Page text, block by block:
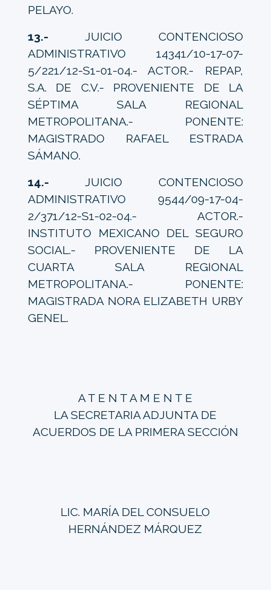
PELAYO.
13.- JUICIO CONTENCIOSO
ADMINISTRATIVO 14341/10-17-07-
5/221/12-S1-01-04.- ACTOR.- REPAP,
S.A. DE C.V.- PROVENIENTE DE LA
SÉPTIMA SALA REGIONAL
METROPOLITANA.- PONENTE:
MAGISTRADO RAFAEL ESTRADA
SÁMANO.
14.- JUICIO CONTENCIOSO
ADMINISTRATIVO 9544/09-17-04-
2/371/12-S1-02-04.- ACTOR.-
INSTITUTO MEXICANO DEL SEGURO
SOCIAL.- PROVENIENTE DE LA
CUARTA SALA REGIONAL
METROPOLITANA.- PONENTE:
MAGISTRADA NORA ELIZABETH URBY
GENEL.
A T E N T A M E N T E
LA SECRETARIA ADJUNTA DE
ACUERDOS DE LA PRIMERA SECCIÓN
LIC. MARÍA DEL CONSUELO
HERNÁNDEZ MÁRQUEZ